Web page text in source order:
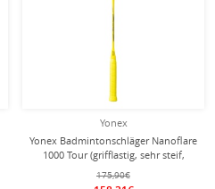
Yonex
Yonex Badmintonschläger Nanoflare
1000 Tour (grifflastig, sehr steif,
Turnier) gelb - besaitet -
175,90€